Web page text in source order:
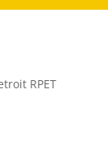
RPET